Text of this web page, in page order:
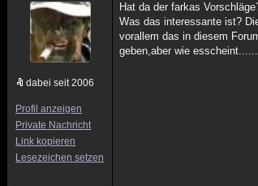
dabei seit 2006
Profil anzeigen
Private Nachricht
Link kopieren
Lesezeichen setzen
Hat da der farkas
Was das interessante ist?
vorallem das in diesem
geben,aber wie